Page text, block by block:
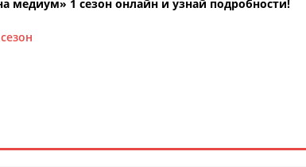
медиум» 1 сезон онлайн и узнай подробности!